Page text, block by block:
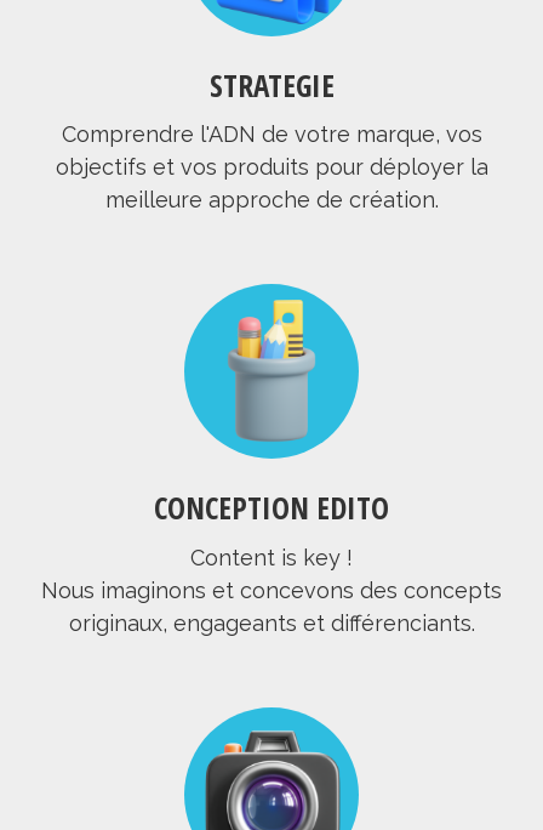
STRATEGIE
Comprendre l'ADN de votre marque, vos
objectifs et vos produits pour déployer la
meilleure approche de création.
CONCEPTION EDITO
Content is key !
Nous imaginons et concevons des concepts
originaux, engageants et différenciants.